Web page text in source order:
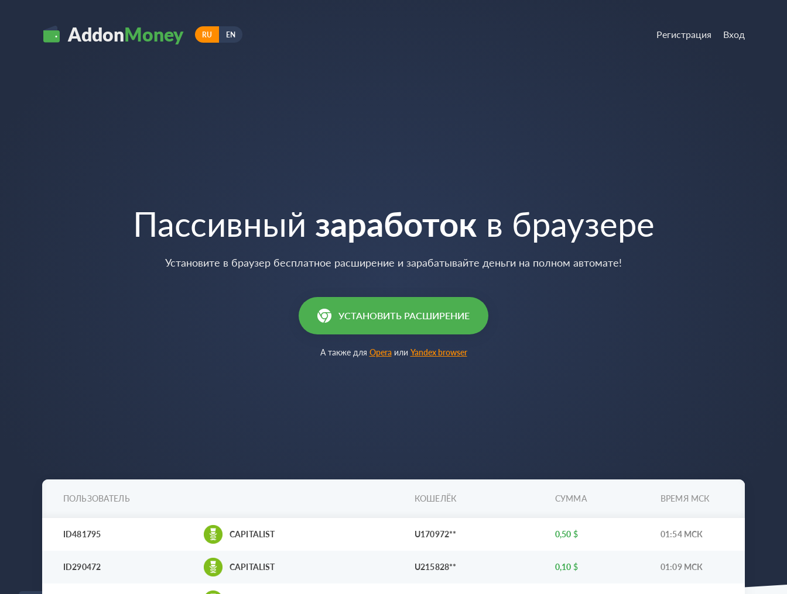
AddonMoney RU EN Регистрация Вход
Пассивный заработок в браузере
Установите в браузер бесплатное расширение и зарабатывайте деньги на полном автомате!
УСТАНОВИТЬ РАСШИРЕНИЕ
А также для Operaили Yandex browser
ПОЛЬЗОВАТЕЛЬ КОШЕЛЁК СУММА ВРЕМЯ МСК
ID481795 CAPITALIST U170972** 0,50 $ 01:54 МСК
ID290472 CAPITALIST U215828** 0,10 $ 01:09 МСК